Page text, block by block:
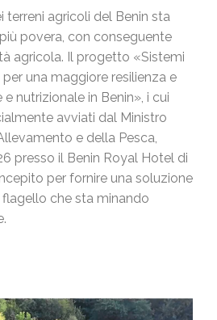
terreni agricoli del Benin sta
povera, con conseguente
agricola. Il progetto «Sistemi
una maggiore resilienza e
nutrizionale in Benin», i cui
avviati dal Ministro
e della Pesca,
presso il Benin Royal Hotel di
per fornire una soluzione
che sta minando